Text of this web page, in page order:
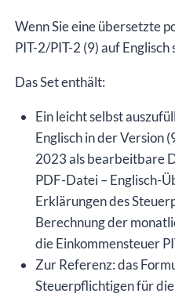
das
Jahr
Version
(9),
bearbeitbare
DOCX-
Datei
interaktive
PDF-
Datei
Menge
Wenn Sie eine übersetzte
PIT-2/PIT-2 (9) auf
Das Set enthält:
Ein leicht selbst
Englisch in der Version
2023 als bearbeitbare
PDF-Datei – Englisch-
Erklärungen des
Berechnung der
die Einkommensteuer
Zur Referenz: das
Steuerpflichtigen für